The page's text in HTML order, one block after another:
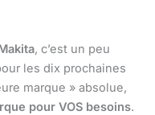
, c’est un peu
les dix prochaines
marque » absolue,
pour VOS besoins.